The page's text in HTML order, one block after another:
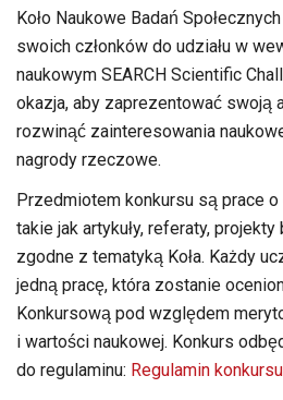
Koło Naukowe Badań
swoich członków do udziału w
naukowym SEARCH Scientific
okazja, aby zaprezentować swoją
rozwinąć zainteresowania
nagrody rzeczowe.
Przedmiotem konkursu są prace
takie jak artykuły, referaty,
zgodne z tematyką Koła. Każdy
jedną pracę, która zostanie
Konkursową pod względem
i wartości naukowej. Konkurs
do regulaminu: Regulamin